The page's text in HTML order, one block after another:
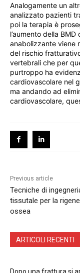
Analogamente un
analizzato pazienti
poi la terapia è
l’aumento della
anabolizzante viene
del rischio
vertebrali che per
purtroppo ha
cardiovascolare nel
ma andando ad
cardiovascolare,
Previous article
Tecniche di
tissutale per la
ossea
ARTICOLI RECENTI